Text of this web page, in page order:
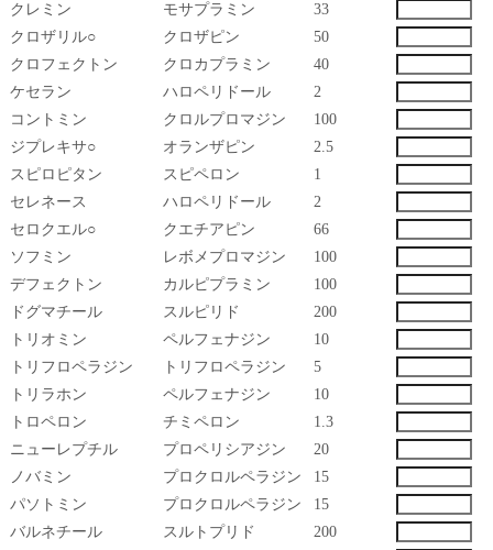
クレミン
モサプラミン
33
クロザリル○
クロザピン
50
クロフェクトン
クロカプラミン
40
ケセラン
ハロペリドール
2
コントミン
クロルプロマジン
100
ジプレキサ○
オランザピン
2.5
スピロピタン
スピペロン
1
セレネース
ハロペリドール
2
セロクエル○
クエチアピン
66
ソフミン
レボメプロマジン
100
デフェクトン
カルピプラミン
100
ドグマチール
スルピリド
200
トリオミン
ペルフェナジン
10
トリフロペラジン
トリフロペラジン
5
トリラホン
ペルフェナジン
10
トロペロン
チミペロン
1.3
ニューレプチル
プロペリシアジン
20
ノバミン
プロクロルペラジン
15
パソトミン
プロクロルペラジン
15
バルネチール
スルトプリド
200